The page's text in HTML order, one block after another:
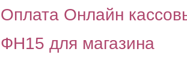
Оплата Онлайн
ФН15 для магазина